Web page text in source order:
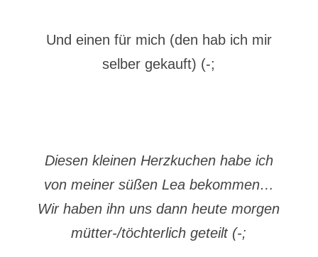
Und einen für mich (den hab ich mir
selber gekauft) (-;
Diesen kleinen Herzkuchen habe ich
von meiner süßen Lea bekommen…
Wir haben ihn uns dann heute morgen
mütter-/töchterlich geteilt (-;